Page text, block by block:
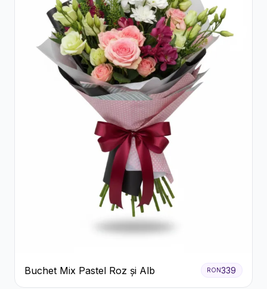
Buchet Mix Pastel Roz și Alb RON339